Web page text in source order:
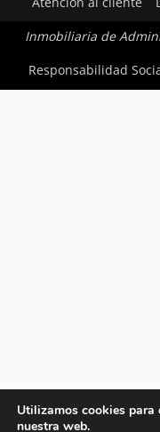
Inmobiliaria de
Responsabilidad
Utilizamos cookies para
nuestra web.